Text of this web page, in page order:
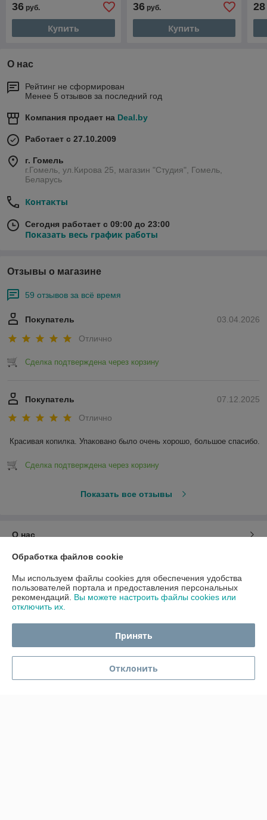
36 руб.
Купить
36руб.
Купить
28
О нас
Рейтинг не сформирован
Менее 5 отзывов за последний год
Компания продает на Deal.by
Работает с 27.10.2009
г. Гомель
г.Гомель, ул.Кирова 25, магазин "Студия", Гомель,
Беларусь
Контакты
Сегодня работает с 09:00 до 23:00
Показать весь график работы
Отзывы о магазине
59 отзывов за всё время
03.04.2026
Покупатель
Отлично
Сделка подтверждена через корзину
07.12.2025
Покупатель
Отлично
Красивая копилка. Упаковано было очень хорошо, большое спасибо.
Сделка подтверждена через корзину
Показать все отзывы
О нас
Контакты
Доставка и оплата
Полная версия сайта
Политика обработки cookies
Обработка файлов cookie
Мы используем файлы cookies для обеспечения удобства
пользователей портала и предоставления персональных
рекомендаций. Вы можете настроить файлы cookies или
отключить их.
Принять
Отклонить